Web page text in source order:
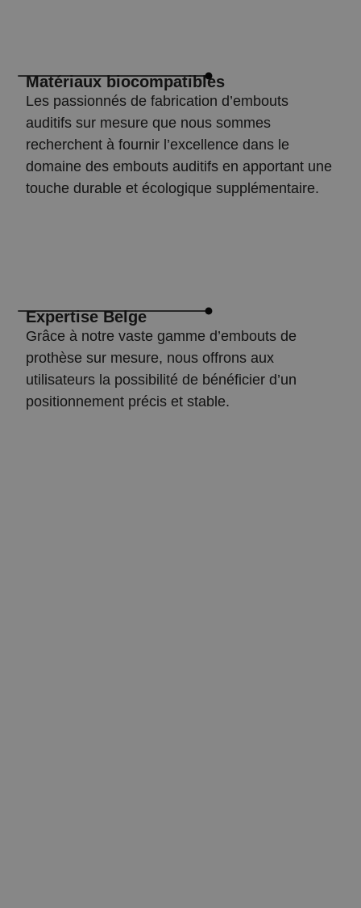
Matériaux biocompatibles
Les passionnés de fabrication d’embouts
auditifs sur mesure que nous sommes
recherchent à fournir l’excellence dans le
domaine des embouts auditifs en apportant une
touche durable et écologique supplémentaire.
Expertise Belge
Grâce à notre vaste gamme d’embouts de
prothèse sur mesure, nous offrons aux
utilisateurs la possibilité de bénéficier d’un
positionnement précis et stable.